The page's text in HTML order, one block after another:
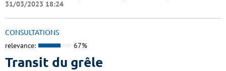
31/03/2023 18:24
CONSULTATIONS
relevance: 67%
Transit du grêle